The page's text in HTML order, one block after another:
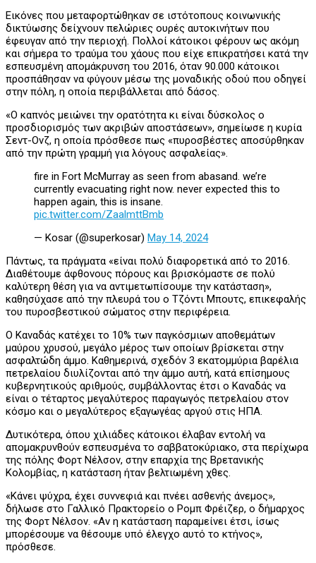
Εικόνες που μεταφορτώθηκαν σε ιστότοπους κοινωνικής
δικτύωσης δείχνουν πελώριες ουρές αυτοκινήτων που
έφευγαν από την περιοχή. Πολλοί κάτοικοι φέρουν ως ακόμη
και σήμερα το τραύμα του χάους που είχε επικρατήσει κατά την
εσπευσμένη απομάκρυνση του 2016, όταν 90.000 κάτοικοι
προσπάθησαν να φύγουν μέσω της μοναδικής οδού που οδηγεί
στην πόλη, η οποία περιβάλλεται από δάσος.
«Ο καπνός μειώνει την ορατότητα κι είναι δύσκολος ο
προσδιορισμός των ακριβών αποστάσεων», σημείωσε η κυρία
Σεντ-Ονζ, η οποία πρόσθεσε πως «πυροσβέστες αποσύρθηκαν
από την πρώτη γραμμή για λόγους ασφαλείας».
fire in Fort McMurray as seen from abasand. we’re
currently evacuating right now. never expected this to
happen again, this is insane.
pic.twitter.com/ZaalmttBmb
— Kosar (@superkosar) May 14, 2024
Πάντως, τα πράγματα «είναι πολύ διαφορετικά από το 2016.
Διαθέτουμε άφθονους πόρους και βρισκόμαστε σε πολύ
καλύτερη θέση για να αντιμετωπίσουμε την κατάσταση»,
καθησύχασε από την πλευρά του ο Τζόντι Μπουτς, επικεφαλής
του πυροσβεστικού σώματος στην περιφέρεια.
Ο Καναδάς κατέχει το 10% των παγκόσμιων αποθεμάτων
μαύρου χρυσού, μεγάλο μέρος των οποίων βρίσκεται στην
ασφαλτώδη άμμο. Καθημερινά, σχεδόν 3 εκατομμύρια βαρέλια
πετρελαίου διυλίζονται από την άμμο αυτή, κατά επίσημους
κυβερνητικούς αριθμούς, συμβάλλοντας έτσι ο Καναδάς να
είναι ο τέταρτος μεγαλύτερος παραγωγός πετρελαίου στον
κόσμο και ο μεγαλύτερος εξαγωγέας αργού στις ΗΠΑ.
Δυτικότερα, όπου χιλιάδες κάτοικοι έλαβαν εντολή να
απομακρυνθούν εσπευσμένα το σαββατοκύριακο, στα περίχωρα
της πόλης Φορτ Νέλσον, στην επαρχία της Βρετανικής
Κολομβίας, η κατάσταση ήταν βελτιωμένη χθες.
«Κάνει ψύχρα, έχει συννεφιά και πνέει ασθενής άνεμος»,
δήλωσε στο Γαλλικό Πρακτορείο ο Ρομπ Φρέιζερ, ο δήμαρχος
της Φορτ Νέλσον. «Αν η κατάσταση παραμείνει έτσι, ίσως
μπορέσουμε να θέσουμε υπό έλεγχο αυτό το κτήνος»,
πρόσθεσε.